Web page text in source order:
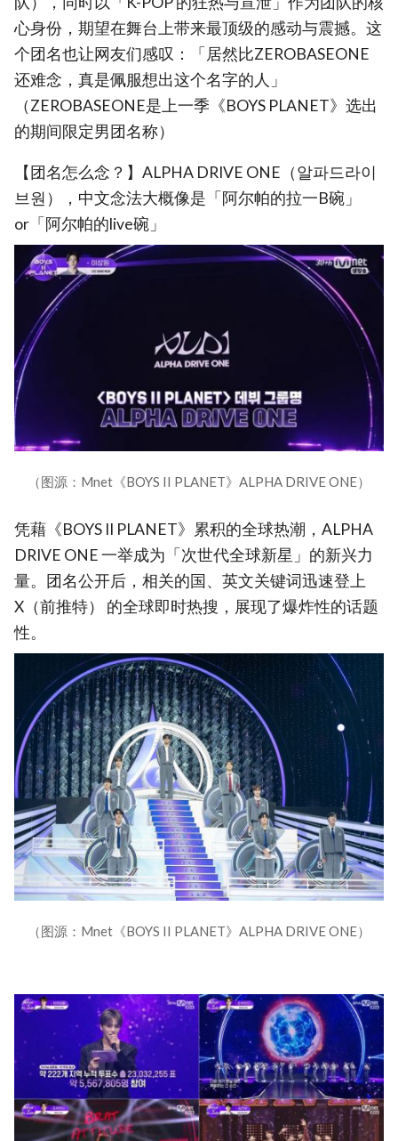
心身份，期望在舞台上带来最顶级的感动与震撼。这
个团名也让网友们感叹：「居然比ZEROBASEONE
还难念，真是佩服想出这个名字的人」
（ZEROBASEONE是上一季《BOYS PLANET》选出
的期间限定男团名称）
【团名怎么念？】ALPHA DRIVE ONE（알파드라이
브원），中文念法大概像是「阿尔帕的拉一B碗」
or「阿尔帕的live碗」
（图源：Mnet《BOYS II PLANET》ALPHA DRIVE ONE）
凭藉《BOYS II PLANET》累积的全球热潮，ALPHA
DRIVE ONE 一举成为「次世代全球新星」的新兴力
量。团名公开后，相关的国、英文关键词迅速登上
X（前推特） 的全球即时热搜，展现了爆炸性的话题
性。
（图源：Mnet《BOYS II PLANET》ALPHA DRIVE ONE）